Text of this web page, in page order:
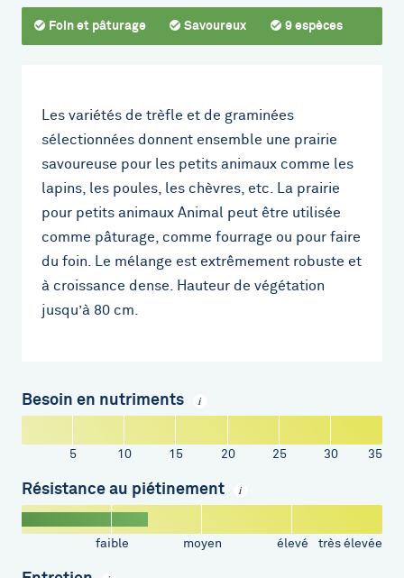
Foin et pâturage Savoureux 9 espèces
Les variétés de trèfle et de graminées
sélectionnées donnent ensemble une prairie
savoureuse pour les petits animaux comme les
lapins, les poules, les chèvres, etc. La prairie
pour petits animaux Animal peut être utilisée
comme pâturage, comme fourrage ou pour faire
du foin. Le mélange est extrêmement robuste et
à croissance dense. Hauteur de végétation
jusqu’à 80 cm.
Besoin en nutriments i
5 10 15 20 25 30 35
Résistance au piétinement i
faible moyen élevé très élevée